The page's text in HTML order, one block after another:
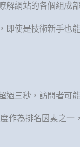
網站的各個組成
即使是技術新手也
過三秒，訪問者可
作為排名因素之一